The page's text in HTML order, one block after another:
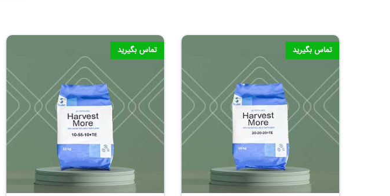
تماس بگیرید تماس بگیرید